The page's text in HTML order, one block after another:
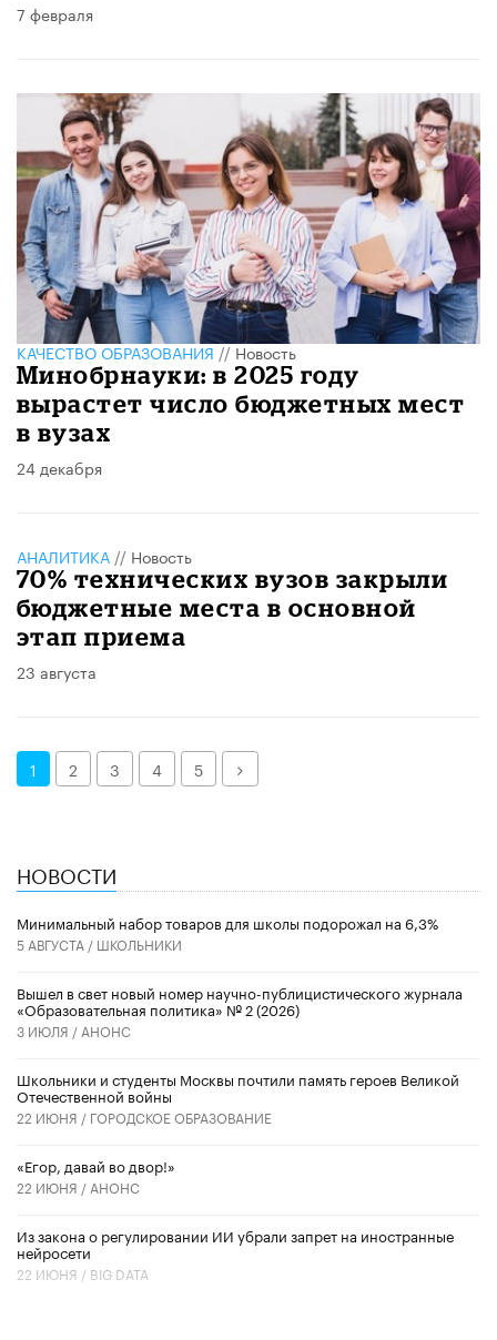
7 февраля
КАЧЕСТВО ОБРАЗОВАНИЯ//Новость
Минобрнауки: в 2025 году
вырастет число бюджетных мест
в вузах
24 декабря
АНАЛИТИКА // Новость
70% технических вузов закрыли
бюджетные места в основной
этап приема
23 августа
1 2 3 4 5 Далее
НОВОСТИ
Минимальный набор товаров для школы подорожал на 6,3%
5 АВГУСТА / ШКОЛЬНИКИ
Вышел в свет новый номер научно-публицистического журнала
«Образовательная политика» № 2 (2026)
3 ИЮЛЯ / АНОНС
Школьники и студенты Москвы почтили память героев Великой
Отечественной войны
22 ИЮНЯ / ГОРОДСКОЕ ОБРАЗОВАНИЕ
«Егор, давай во двор!»
22 ИЮНЯ / АНОНС
Из закона о регулировании ИИ убрали запрет на иностранные
нейросети
22 ИЮНЯ / BIG DATA